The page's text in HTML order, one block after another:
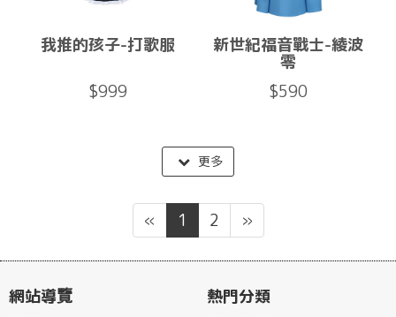
我推的孩子-打歌服
$999
新世紀福音戰士-綾波
零
$590
更多
« 1 2 »
網站導覽
熱門分類